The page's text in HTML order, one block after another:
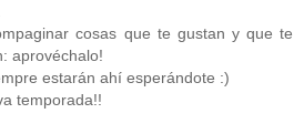
cosas que te gustan y que te
aprovéchalo!
estarán ahí esperándote :)
temporada!!